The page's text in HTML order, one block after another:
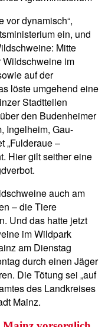
vor dynamisch“,
ein, und
Mitte
Wildschweine im
auf der
löste umgehend eine
Stadtteilen
den Budenheimer
Ingelheim, Gau-
„Fulderaue –
Hier gilt seither eine
auch am
– die Tiere
Und das hatte jetzt
im Wildpark
am Dienstag
durch einen Jäger
Die Tötung sei „auf
des Landkreises
Mainz.